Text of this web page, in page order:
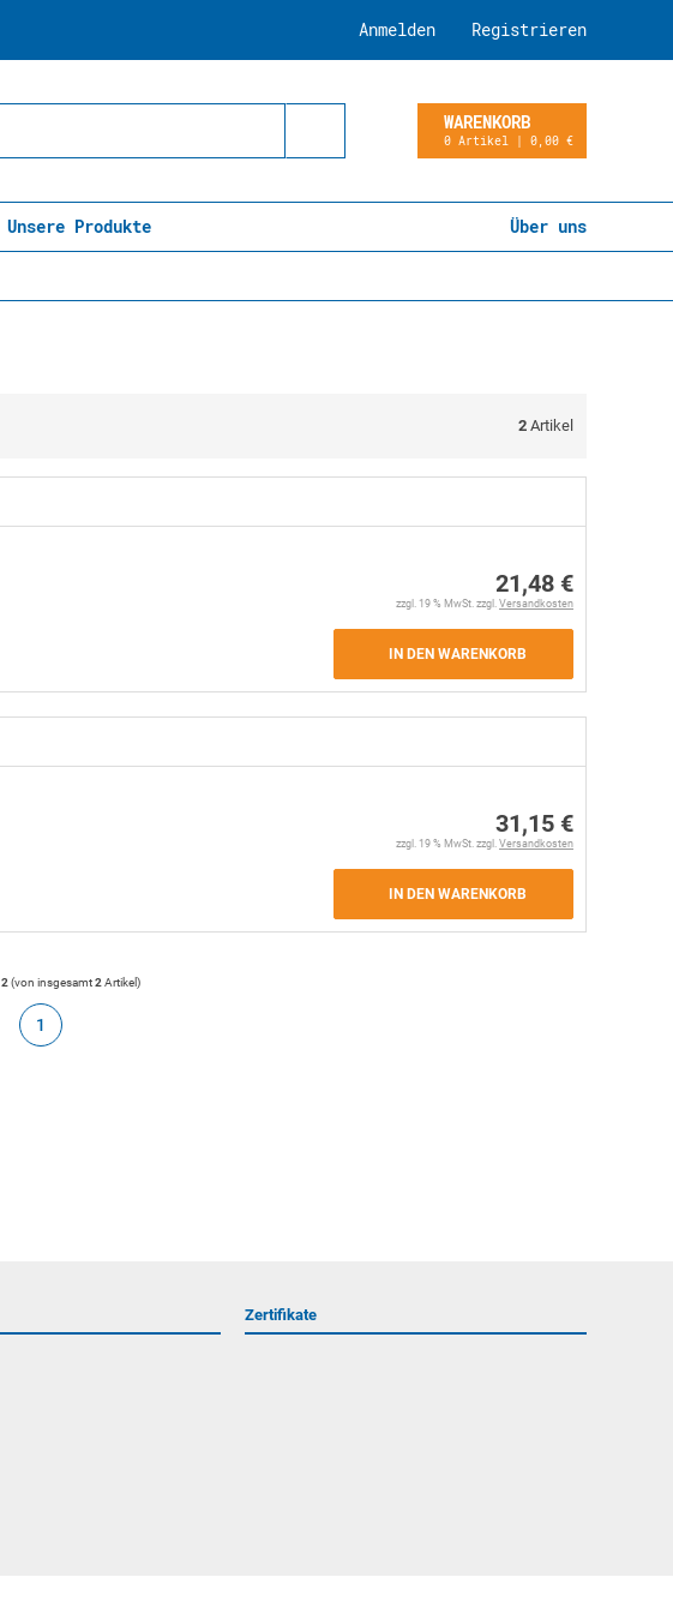
Registrieren
Anmelden
WARENKORB
0 Artikel | 0,00 €
Unsere Produkte Über uns
2 Artikel
21,48 €
zzgl. 19 % MwSt. zzgl. Versandkosten
IN DEN WARENKORB
31,15 €
zzgl. 19 % MwSt. zzgl. Versandkosten
IN DEN WARENKORB
2 (von insgesamt2 Artikel)
1
Zertifikate